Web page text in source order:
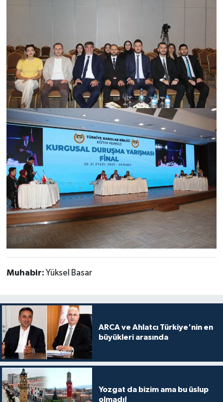
Muhabir: Yüksel Basar
ARCA ve Ahlatcı Türkiye'nin en
büyükleri arasında
Yozgat da bizim ama bu üslup
olmadı!